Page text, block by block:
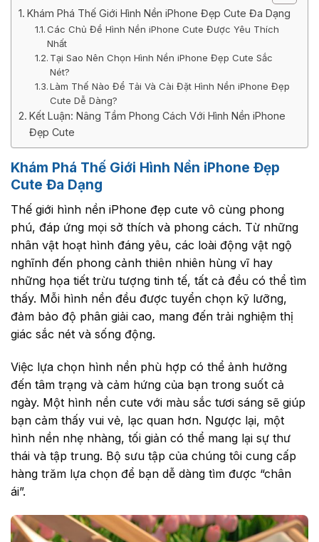
Khám Phá Thế Giới Hình Nền iPhone Đẹp Cute Đa Dạng
Các Chủ Đề Hình Nền iPhone Cute Được Yêu Thích
Nhất
Tại Sao Nên Chọn Hình Nền iPhone Đẹp Cute Sắc
Nét?
Làm Thế Nào Để Tải Và Cài Đặt Hình Nền iPhone Đẹp
Cute Dễ Dàng?
Kết Luận: Nâng Tầm Phong Cách Với Hình Nền iPhone
Đẹp Cute
Khám Phá Thế Giới Hình Nền iPhone Đẹp
Cute Đa Dạng
Thế giới hình nền iPhone đẹp cute vô cùng phong
phú, đáp ứng mọi sở thích và phong cách. Từ những
nhân vật hoạt hình đáng yêu, các loài động vật ngộ
nghĩnh đến phong cảnh thiên nhiên hùng vĩ hay
những họa tiết trừu tượng tinh tế, tất cả đều có thể tìm
thấy. Mỗi hình nền đều được tuyển chọn kỹ lưỡng,
đảm bảo độ phân giải cao, mang đến trải nghiệm thị
giác sắc nét và sống động.
Việc lựa chọn hình nền phù hợp có thể ảnh hưởng
đến tâm trạng và cảm hứng của bạn trong suốt cả
ngày. Một hình nền cute với màu sắc tươi sáng sẽ giúp
bạn cảm thấy vui vẻ, lạc quan hơn. Ngược lại, một
hình nền nhẹ nhàng, tối giản có thể mang lại sự thư
thái và tập trung. Bộ sưu tập của chúng tôi cung cấp
hàng trăm lựa chọn để bạn dễ dàng tìm được “chân
ái”.